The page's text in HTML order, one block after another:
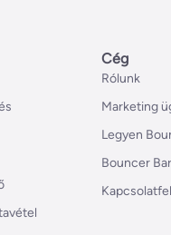
Cég
Rólunk
Marketing
Legyen
Bouncer